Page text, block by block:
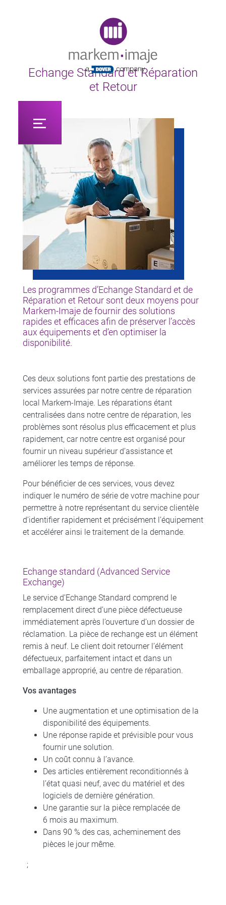
Echange Standard et Réparation
et Retour
Les programmes d’Echange Standard et de
Réparation et Retour sont deux moyens pour
Markem-Imaje de fournir des solutions
rapides et efficaces afin de préserver l’accès
aux équipements et d’en optimiser la
disponibilité.
Ces deux solutions font partie des prestations de
services assurées par notre centre de réparation
local Markem-Imaje. Les réparations étant
centralisées dans notre centre de réparation, les
problèmes sont résolus plus efficacement et plus
rapidement, car notre centre est organisé pour
fournir un niveau supérieur d’assistance et
améliorer les temps de réponse.
Pour bénéficier de ces services, vous devez
indiquer le numéro de série de votre machine pour
permettre à notre représentant du service clientèle
d’identifier rapidement et précisément l’équipement
et accélérer ainsi le traitement de la demande.
Echange standard (Advanced Service
Exchange)
Le service d’Echange Standard comprend le
remplacement direct d’une pièce défectueuse
immédiatement après l’ouverture d’un dossier de
réclamation. La pièce de rechange est un élément
remis à neuf. Le client doit retourner l’élément
défectueux, parfaitement intact et dans un
emballage approprié, au centre de réparation.
Vos avantages
Une augmentation et une optimisation de la
disponibilité des équipements.
Une réponse rapide et prévisible pour vous
fournir une solution.
Un coût connu à l’avance.
Des articles entièrement reconditionnés à
l’état quasi neuf, avec du matériel et des
logiciels de dernière génération.
Une garantie sur la pièce remplacée de
6 mois au maximum.
Dans 90 % des cas, acheminement des
pièces le jour même.
;